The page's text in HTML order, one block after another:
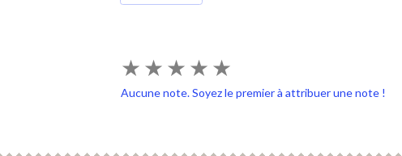
★ ★ ★ ★ ★
Aucune note. Soyez le premier à attribuer une note !